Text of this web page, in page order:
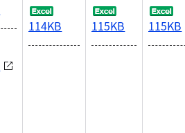
114KB 115KB 115KB